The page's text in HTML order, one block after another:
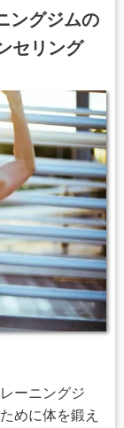
ングジムの
セリング
ーニングジ
めに体を鍛え